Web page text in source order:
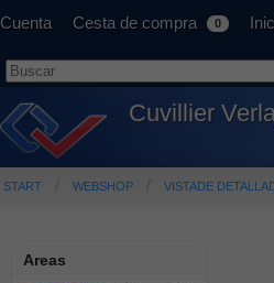
Cuenta Cesta de compra 0
Cuvillier
START WEBSHOP VISTADE
Areas